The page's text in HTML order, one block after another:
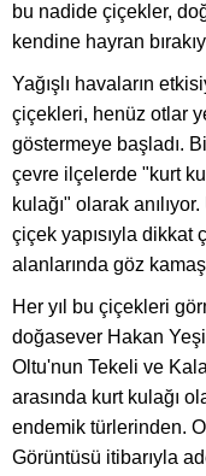
bu nadide çiçekler,
kendine hayran
Yağışlı havaların
çiçekleri, henüz otlar
göstermeye başladı.
çevre ilçelerde "kurt
kulağı" olarak
çiçek yapısıyla
alanlarında göz
Her yıl bu çiçekleri
doğasever Hakan
Oltu'nun Tekeli ve
arasında kurt kulağı
endemik türlerinden.
Görüntüsü itibarıyla